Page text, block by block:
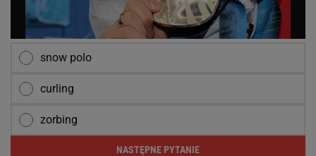
snow polo
curling
zorbing
NASTĘPNE PYTANIE